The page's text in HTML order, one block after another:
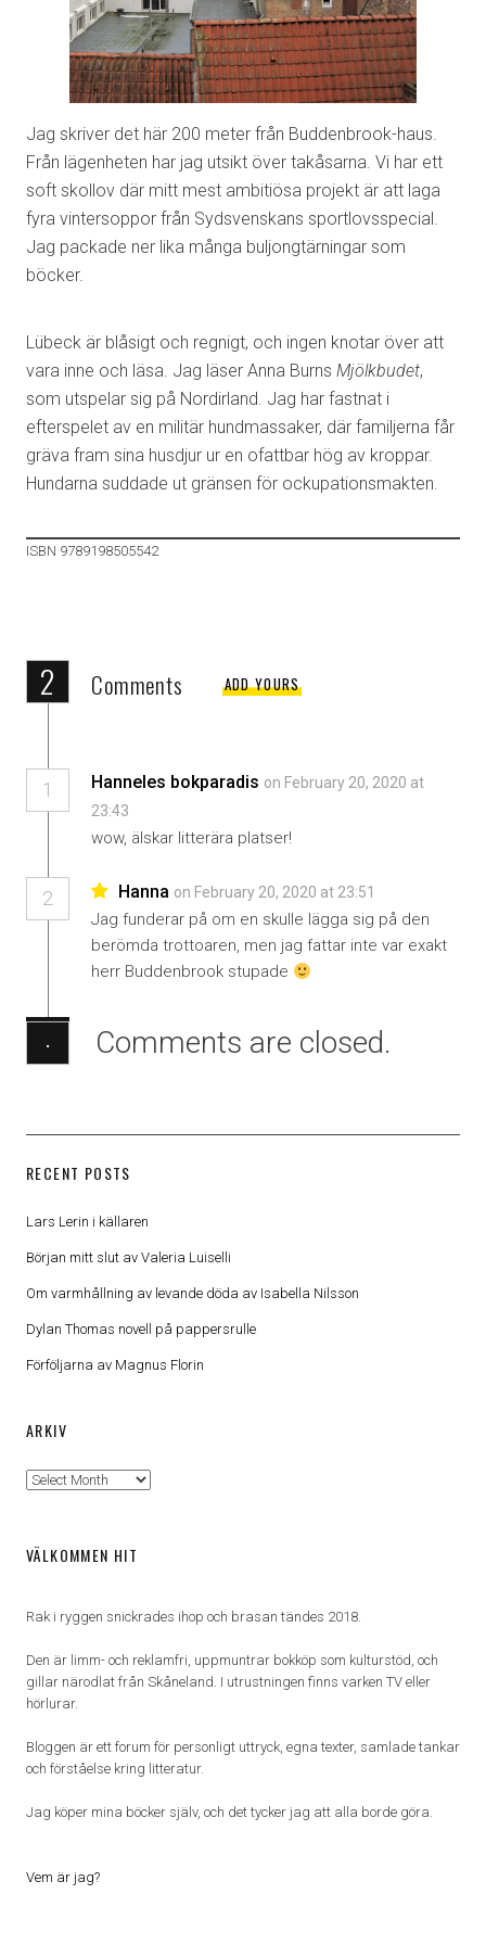
Jag skriver det här 200 meter från Buddenbrook-haus.
Från lägenheten har jag utsikt över takåsarna. Vi har ett
soft skollov där mitt mest ambitiösa projekt är att laga
fyra vintersoppor från Sydsvenskans sportlovsspecial.
Jag packade ner lika många buljongtärningar som
böcker.
Lübeck är blåsigt och regnigt, och ingen knotar över att
vara inne och läsa. Jag läser Anna Burns Mjölkbudet,
som utspelar sig på Nordirland. Jag har fastnat i
efterspelet av en militär hundmassaker, där familjerna får
gräva fram sina husdjur ur en ofattbar hög av kroppar.
Hundarna suddade ut gränsen för ockupationsmakten.
ISBN 9789198505542
2 Comments ADD YOURS
1 Hanneles bokparadis on February 20, 2020 at
23:43
wow, älskar litterära platser!
2 Hanna on February 20, 2020 at 23:51
Jag funderar på om en skulle lägga sig på den
berömda trottoaren, men jag fattar inte var exakt
herr Buddenbrook stupade
· Comments are closed.
RECENT POSTS
Lars Lerin i källaren
Början mitt slut av Valeria Luiselli
Om varmhållning av levande döda av Isabella Nilsson
Dylan Thomas novell på pappersrulle
Förföljarna av Magnus Florin
ARKIV
Arkiv
VÄLKOMMEN HIT
Rak i ryggen snickrades ihop och brasan tändes 2018.
Den är limm- och reklamfri, uppmuntrar bokköp som kulturstöd, och
gillar närodlat från Skåneland. I utrustningen finns varken TV eller
hörlurar.
Bloggen är ett forum för personligt uttryck, egna texter, samlade tankar
och förståelse kring litteratur.
Jag köper mina böcker själv, och det tycker jag att alla borde göra.
Vem är jag?